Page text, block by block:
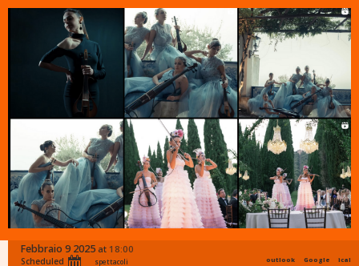
Febbraio 9 2025 at 18:00
Scheduled ical
Google
outlook
spettacoli